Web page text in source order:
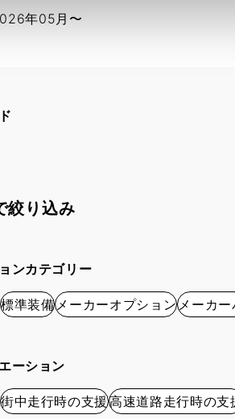
選
年05月〜
絞り込み
ンカテゴリー
標準装備メーカーオプションメーカ
ーション
街中走行時の支援高速道路走行時の支